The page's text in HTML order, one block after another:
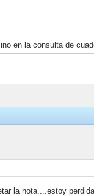
en la consulta de
la nota....estoy